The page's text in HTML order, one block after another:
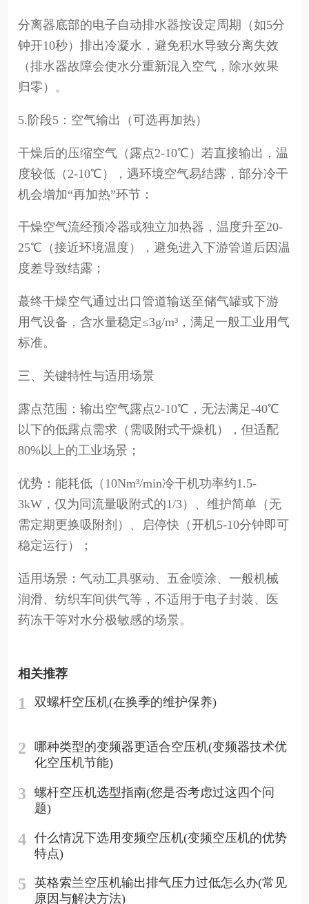
分离器底部的电子自动排水器按设定周期（如5分
钟开10秒）排出冷凝水，避免积水导致分离失效
（排水器故障会使水分重新混入空气，除水效果
归零）。
5.阶段5：空气输出（可选再加热）
干燥后的压缩空气（露点2-10℃）若直接输出，温
度较低（2-10℃），遇环境空气易结露，部分冷干
机会增加“再加热”环节：
干燥空气流经预冷器或独立加热器，温度升至20-
25℃（接近环境温度），避免进入下游管道后因温
度差导致结露；
蕞终干燥空气通过出口管道输送至储气罐或下游
用气设备，含水量稳定≤3g/m³，满足一般工业用气
标准。
三、关键特性与适用场景
露点范围：输出空气露点2-10℃，无法满足-40℃
以下的低露点需求（需吸附式干燥机），但适配
80%以上的工业场景；
优势：能耗低（10Nm³/min冷干机功率约1.5-
3kW，仅为同流量吸附式的1/3）、维护简单（无
需定期更换吸附剂）、启停快（开机5-10分钟即可
稳定运行）；
适用场景：气动工具驱动、五金喷涂、一般机械
润滑、纺织车间供气等，不适用于电子封装、医
药冻干等对水分极敏感的场景。
相关推荐
1 双螺杆空压机(在换季的维护保养)
2
哪种类型的变频器更适合空压机(变频器技术优
化空压机节能)
3
螺杆空压机选型指南(您是否考虑过这四个问
题)
4
什么情况下选用变频空压机(变频空压机的优势
特点)
5
英格索兰空压机输出排气压力过低怎么办(常见
原因与解决方法)